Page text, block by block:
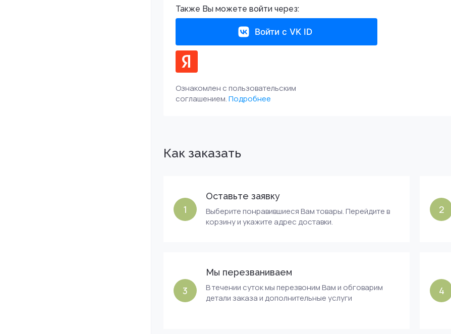
Также Вы можете войти через:
Войти с VK ID
Ознакомлен с пользовательским
соглашением.Подробнее
Как заказать
1
Оставьте заявку
Выберите понравившиеся Вам товары. Перейдите в
корзину и укажите адрес доставки.
2
3
Мы перезваниваем
В течении суток мы перезвоним Вам и обговарим
детали заказа и дополнительные услуги
4